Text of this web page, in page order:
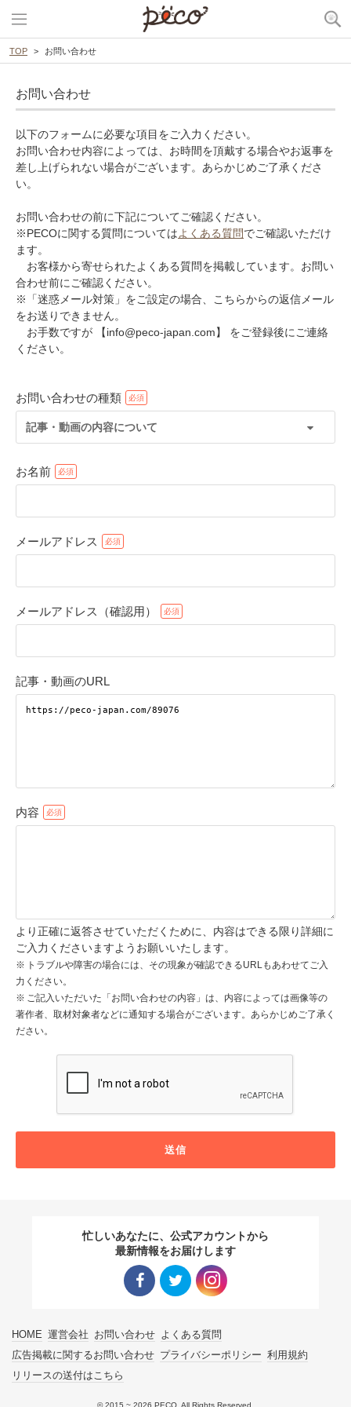
TOP お問い合わせ
お問い合わせ
以下のフォームに必要な項目をご入力ください。
お問い合わせ内容によっては、お時間を頂戴する場合やお返事を
差し上げられない場合がございます。あらかじめご了承くださ
い。
お問い合わせの前に下記についてご確認ください。
※PECOに関する質問についてはよくある質問でご確認いただけ
ます。
お客様から寄せられたよくある質問を掲載しています。お問い
合わせ前にご確認ください。
※「迷惑メール対策」をご設定の場合、こちらからの返信メール
をお送りできません。
お手数ですが 【info@peco-japan.com】 をご登録後にご連絡
ください。
お問い合わせの種類
記事・動画の内容について
お名前
メールアドレス
メールアドレス（確認用）
記事・動画のURL
内容
より正確に返答させていただくために、内容はできる限り詳細に
ご入力くださいますようお願いいたします。
トラブルや障害の場合には、その現象が確認できるURLもあわせてご入
力ください。
ご記入いただいた「お問い合わせの内容」は、内容によっては画像等の
著作者、取材対象者などに通知する場合がございます。あらかじめご了承く
ださい。
送信
忙しいあなたに、公式アカウントから
最新情報をお届けします
HOME 運営会社 お問い合わせ よくある質問
広告掲載に関するお問い合わせ プライバシーポリシー 利用規約
リリースの送付はこちら
© 2015 ~ 2026 PECO. All Rights Reserved.
アプリで開く